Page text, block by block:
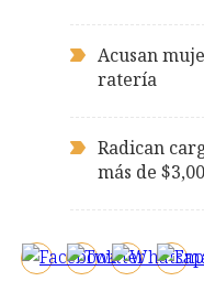
Acusan
ratería
Radican
más de